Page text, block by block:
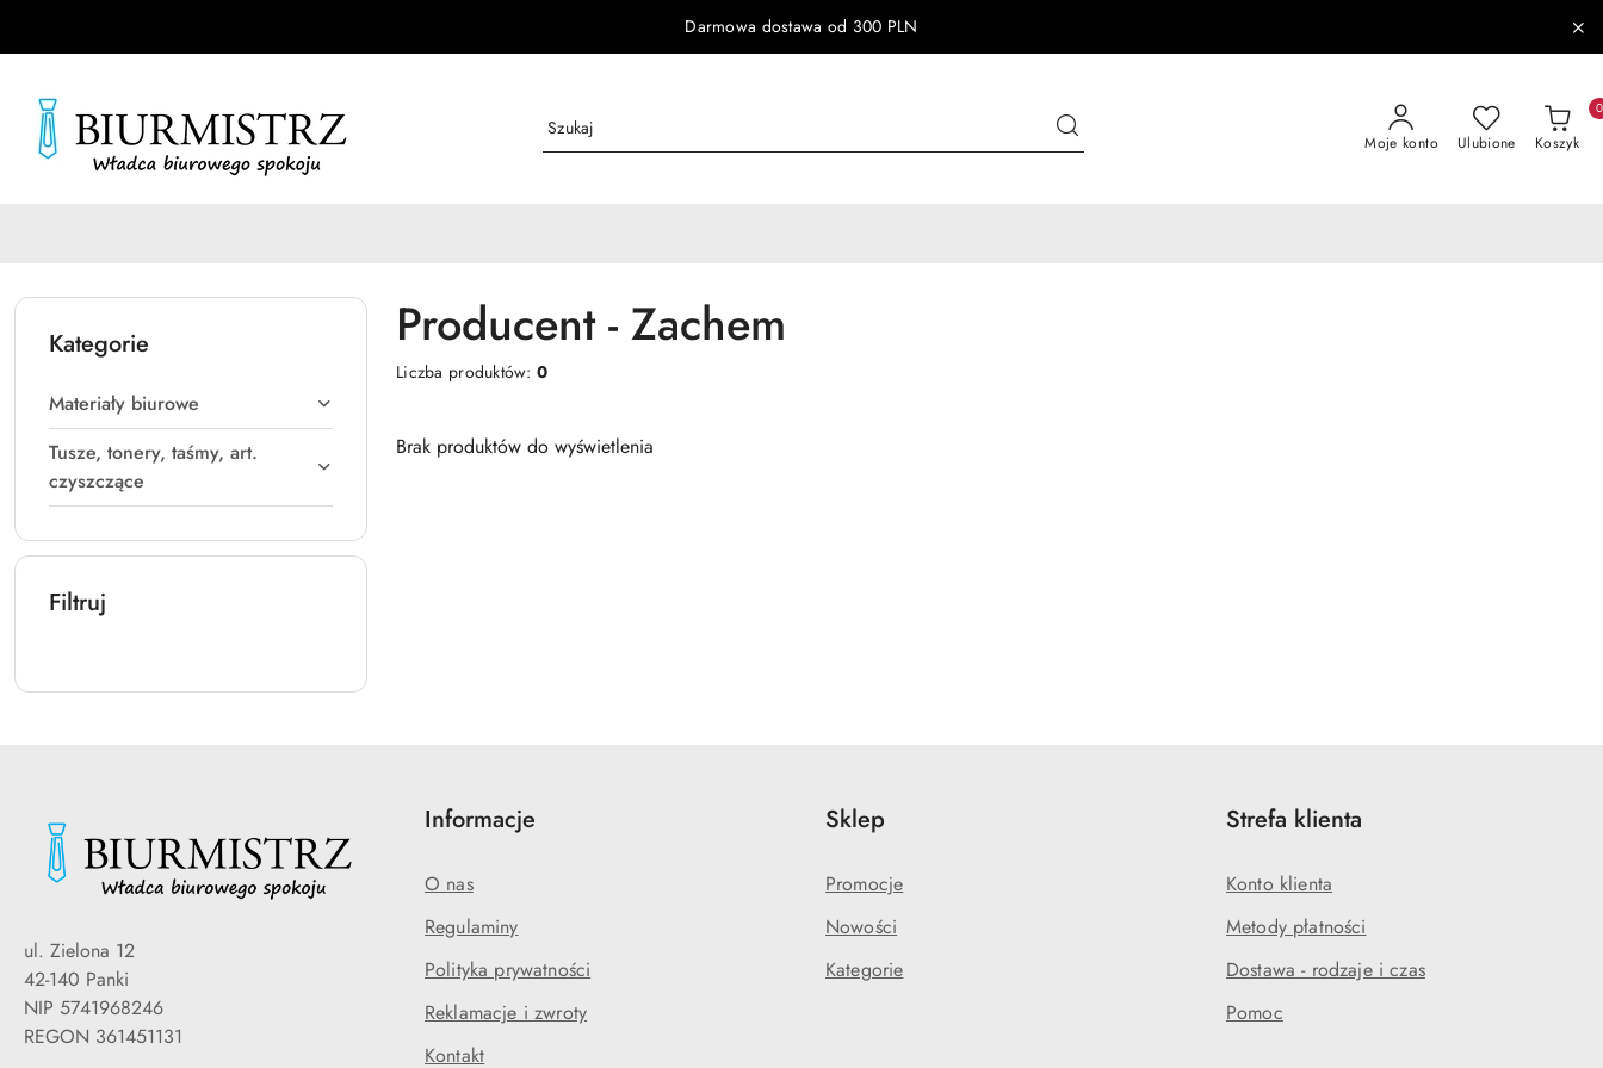
Darmowa dostawa od 300 PLN
Moje konto Ulubione Koszyk
0
Kategorie
Materiały biurowe
Tusze, tonery, taśmy, art.
czyszczące
Filtruj
Producent - Zachem
Liczba produktów:0
Brak produktów do wyświetlenia
ul. Zielona 12
42-140 Panki
NIP 5741968246
REGON 361451131
Informacje
O nas
Regulaminy
Polityka prywatności
Reklamacje i zwroty
Kontakt
Sklep
Promocje
Nowości
Kategorie
Strefa klienta
Konto klienta
Metody płatności
Dostawa - rodzaje i czas
Pomoc